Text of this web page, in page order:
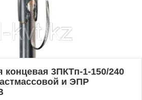
концевая 3ПКТп-1-150/240
и ЭПР